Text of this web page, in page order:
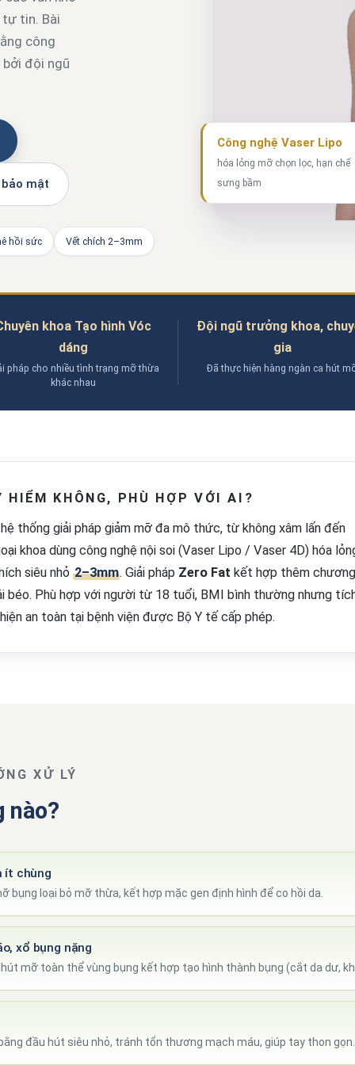
tin. Bài
công
đội ngũ
mật
hồi sức Vết chích 2–3mm
Công nghệ Vaser Lipo
hóa lỏng mỡ chọn lọc, hạn chế
sưng bầm
khoa Tạo hình Vóc
dáng
pháp cho nhiều tình trạng mỡ thừa
khác nhau
Đội ngũ trưởng khoa,
gia
Đã thực hiện hàng ngàn ca hút
HIỂM KHÔNG, PHÙ HỢP VỚI AI?
thống giải pháp giảm mỡ đa mô thức, từ không xâm lấn đến
khoa dùng công nghệ nội soi (Vaser Lipo / Vaser 4D) hóa
siêu nhỏ 2–3mm. Giải pháp Zero Fat kết hợp thêm chương
béo. Phù hợp với người từ 18 tuổi, BMI bình thường nhưng
an toàn tại bệnh viện được Bộ Y tế cấp phép.
XỬ LÝ
nào?
ít chùng
bụng loại bỏ mỡ thừa, kết hợp mặc gen định hình để co hồi da.
xổ bụng nặng
mỡ toàn thể vùng bụng kết hợp tạo hình thành bụng (cắt da dư,
đầu hút siêu nhỏ, tránh tổn thương mạch máu, giúp tay thon gọn.